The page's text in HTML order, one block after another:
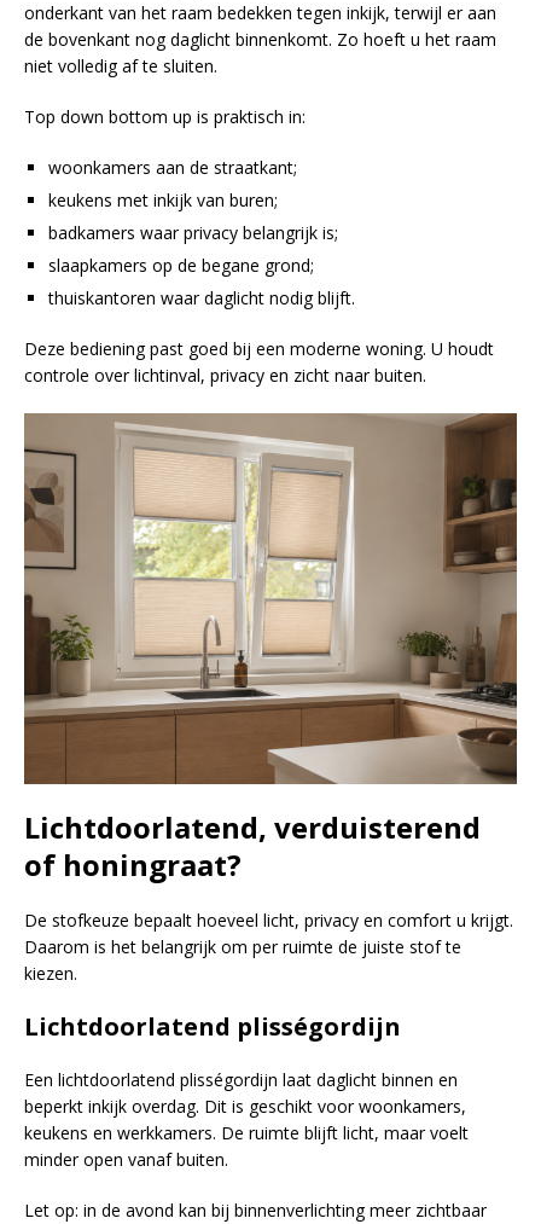
onderkant van het raam bedekken tegen inkijk, terwijl er aan
de bovenkant nog daglicht binnenkomt. Zo hoeft u het raam
niet volledig af te sluiten.
Top down bottom up is praktisch in:
woonkamers aan de straatkant;
keukens met inkijk van buren;
badkamers waar privacy belangrijk is;
slaapkamers op de begane grond;
thuiskantoren waar daglicht nodig blijft.
Deze bediening past goed bij een moderne woning. U houdt
controle over lichtinval, privacy en zicht naar buiten.
Lichtdoorlatend, verduisterend
of honingraat?
De stofkeuze bepaalt hoeveel licht, privacy en comfort u krijgt.
Daarom is het belangrijk om per ruimte de juiste stof te
kiezen.
Lichtdoorlatend plisségordijn
Een lichtdoorlatend plisségordijn laat daglicht binnen en
beperkt inkijk overdag. Dit is geschikt voor woonkamers,
keukens en werkkamers. De ruimte blijft licht, maar voelt
minder open vanaf buiten.
Let op: in de avond kan bij binnenverlichting meer zichtbaar